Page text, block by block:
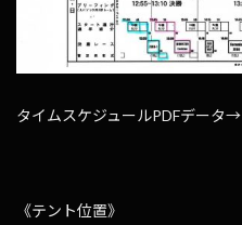
タイムスケジュールPDFデータ→
《テント位置》